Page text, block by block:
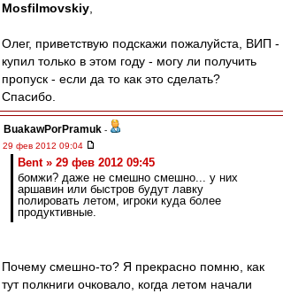
Mosfilmovskiy
Олег, приветствую подскажи пожалуйста, ВИП -
купил только в этом году - могу ли получить
пропуск - если да то как это сделать?
Спасибо.
BuakawPorPramuk -
29 фев 2012 09:04
Bent » 29 фев 2012 09:45
бомжи? даже не смешно смешно... у них
аршавин или быстров будут лавку
полировать летом, игроки куда более
продуктивные.
Почему смешно-то? Я прекрасно помню, как
тут полкниги очковало, когда летом начали